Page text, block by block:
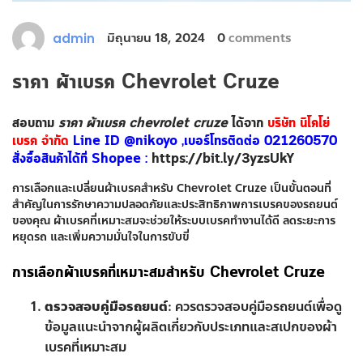
admin มิถุนายน 18, 2024 0comments
ราคา ผ้าเบรค Chevrolet Cruze
สอบถาม ราคา ผ้าเบรค chevrolet cruzeได้จาก บริษัท นิโคโย่
เบรค จำกัด Line ID @nikoyo ,เบอร์โทรติดต่อ 021260570
สั่งซื้อสินค้าได้ที่ Shopee : https://bit.ly/3yzsUkY
การเลือกและเปลี่ยนผ้าเบรคสำหรับ Chevrolet Cruze เป็นขั้นตอนที่
สำคัญในการรักษาความปลอดภัยและประสิทธิภาพการเบรคของรถยนต์
ของคุณ ผ้าเบรคที่เหมาะสมจะช่วยให้ระบบเบรคทำงานได้ดี ลดระยะการ
หยุดรถ และเพิ่มความมั่นใจในการขับขี่
การเลือกผ้าเบรคที่เหมาะสมสำหรับ Chevrolet Cruze
ตรวจสอบคู่มือรถยนต์: ควรตรวจสอบคู่มือรถยนต์เพื่อดู
ข้อมูลแนะนำจากผู้ผลิตเกี่ยวกับประเภทและสเปกของผ้า
เบรคที่เหมาะสม